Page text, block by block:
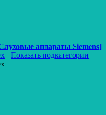
аппараты Siemens]
Показать подкатегории